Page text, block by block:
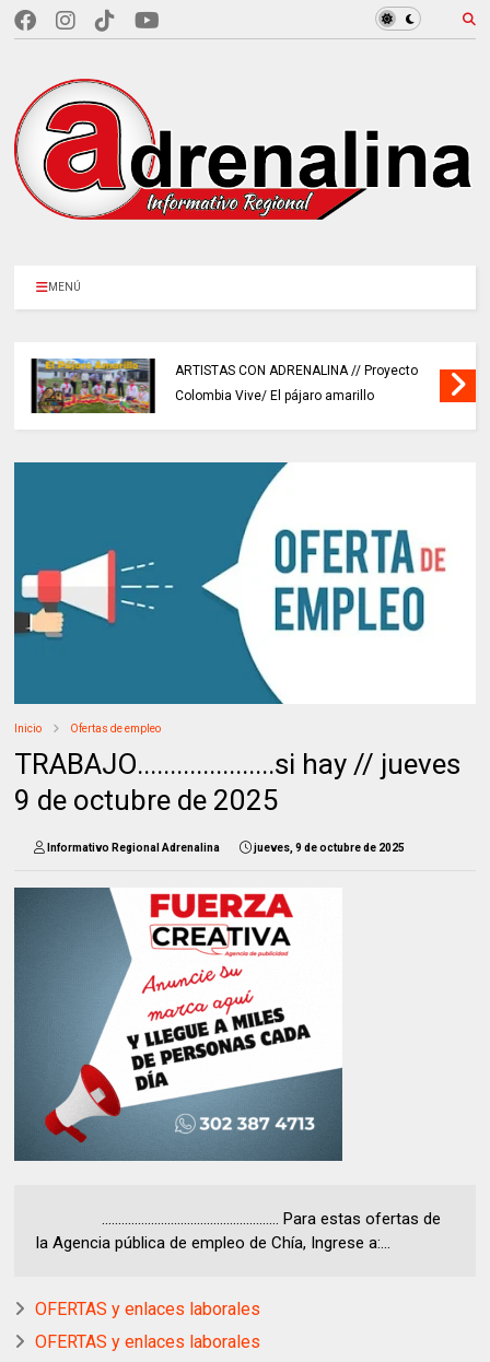
MENÚ
ARTISTAS CON ADRENALINA // Proyecto
Colombia Vive/ El pájaro amarillo
Inicio Ofertas de empleo
TRABAJO.....................si hay // jueves
9 de octubre de 2025
Informativo Regional Adrenalina jueves, 9 de octubre de 2025
...................................................... Para estas ofertas de
la Agencia pública de empleo de Chía, Ingrese a:...
OFERTAS y enlaces laborales
OFERTAS y enlaces laborales